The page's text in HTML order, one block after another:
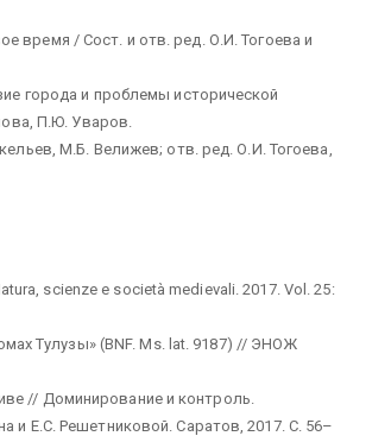
время / Сост. и отв. ред. О.И. Тогоева и
города и проблемы исторической
П.Ю. Уваров.
М.Б. Велижев; отв. ред. О.И. Тогоева,
scienze e società medievali. 2017. Vol. 25:
Тулузы» (BNF. Ms. lat. 9187) // ЭНОЖ
// Доминирование и контроль.
и Е.С. Решетниковой. Саратов, 2017. С. 56–